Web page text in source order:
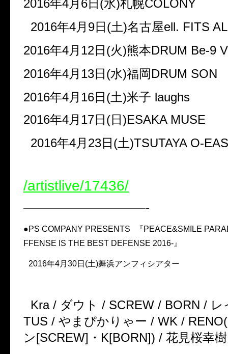
2016年4月6日(水)札幌COLONY
2016年4月9日(土)名古屋ell. FITS
2016年4月12日(火)熊本DRUM Be-9
2016年4月13日(水)福岡DRUM SON
2016年4月16日(土)米子 laughs
2016年4月17日(日)ESAKA MUSE
2016年4月23日(土)TSUTAYA O-
/artistlive/17436/
——————————-
●PS COMPANY PRESENTS 『PEACE&SMILE
FFENSE IS THE BEST DEFENSE 2016-』
2016年4月30日(土)舞浜アンフィシアター
Kra / ダウト / SCREW / BORN / レ
TUS / やまぴかりゃー / WK /
ン[SCREW]・K[BORN]) / 花見桜幸樹